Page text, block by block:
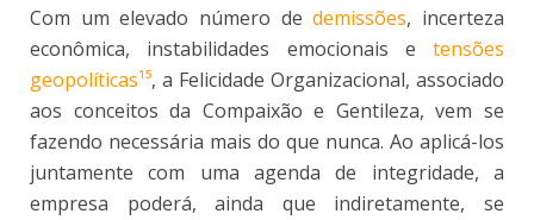
Com um elevado número dedemissões, incerteza
econômica, instabilidades emocionais e tensões
geopolíticas¹⁵, a Felicidade Organizacional, associado
aos conceitos da Compaixão e Gentileza, vem se
fazendo necessária mais do que nunca. Ao aplicá-los
juntamente com uma agenda de integridade, a
empresa poderá, ainda que indiretamente, se